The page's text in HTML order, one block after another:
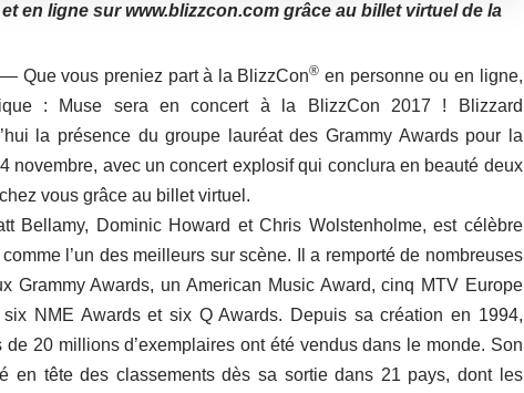
en ligne surwww.blizzcon.com grâce au billet virtuel de la
—Que vous preniez part à la BlizzCon® en personne ou en ligne,
: Muse sera en concert à la BlizzCon 2017 ! Blizzard
la présence du groupe lauréat des Grammy Awards pour
la
novembre, avec un concert explosif qui conclura en beauté deux
vous grâce au billet virtuel.
Bellamy, Dominic Howard et Chris Wolstenholme, est célèbre
l’un des meilleurs sur scène. Il a remporté de nombreuses
Grammy Awards, un American Music Award, cinq MTV Europe
NME Awards et six Q Awards. Depuis sa création en 1994,
20 millions d’exemplaires ont été vendus dans le monde. Son
en tête des classements dès sa sortie dans 21 pays, dont les